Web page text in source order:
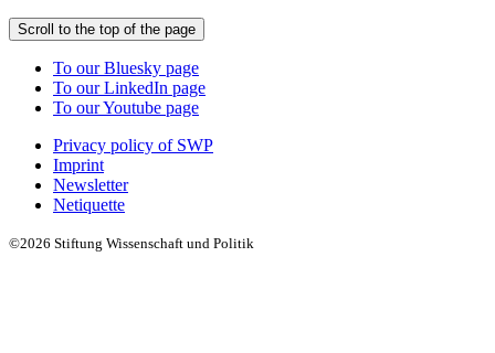
Scroll to the top of the page
To our Bluesky page
To our LinkedIn page
To our Youtube page
Privacy policy of SWP
Imprint
Newsletter
Netiquette
©2026 Stiftung Wissenschaft und Politik